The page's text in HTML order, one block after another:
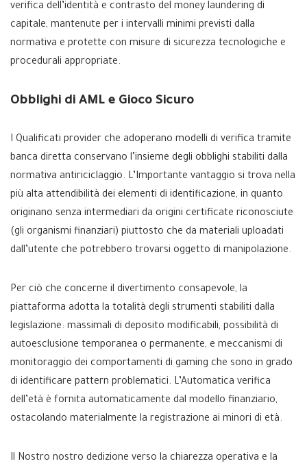
verifica dell’identità e contrasto del money laundering di
capitale, mantenute per i intervalli minimi previsti dalla
normativa e protette con misure di sicurezza tecnologiche e
procedurali appropriate.
Obblighi di AML e Gioco Sicuro
I Qualificati provider che adoperano modelli di verifica tramite
banca diretta conservano l’insieme degli obblighi stabiliti dalla
normativa antiriciclaggio. L’Importante vantaggio si trova nella
più alta attendibilità dei elementi di identificazione, in quanto
originano senza intermediari da origini certificate riconosciute
(gli organismi finanziari) piuttosto che da materiali uploadati
dall’utente che potrebbero trovarsi oggetto di manipolazione.
Per ciò che concerne il divertimento consapevole, la
piattaforma adotta la totalità degli strumenti stabiliti dalla
legislazione: massimali di deposito modificabili, possibilità di
autoesclusione temporanea o permanente, e meccanismi di
monitoraggio dei comportamenti di gaming che sono in grado
di identificare pattern problematici. L’Automatica verifica
dell’età è fornita automaticamente dal modello finanziario,
ostacolando materialmente la registrazione ai minori di età.
Il Nostro nostro dedizione verso la chiarezza operativa e la